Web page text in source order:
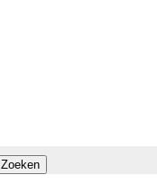
Zoeken